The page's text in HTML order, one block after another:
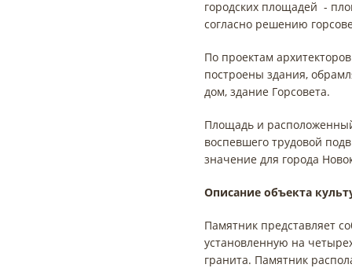
городских площадей -
согласно решению
По проектам
построены здания,
дом, здание Горсовета.
Площадь и
воспевшего трудовой
значение для города
Описание объекта
Памятник представляет
установленную на
гранита. Памятник